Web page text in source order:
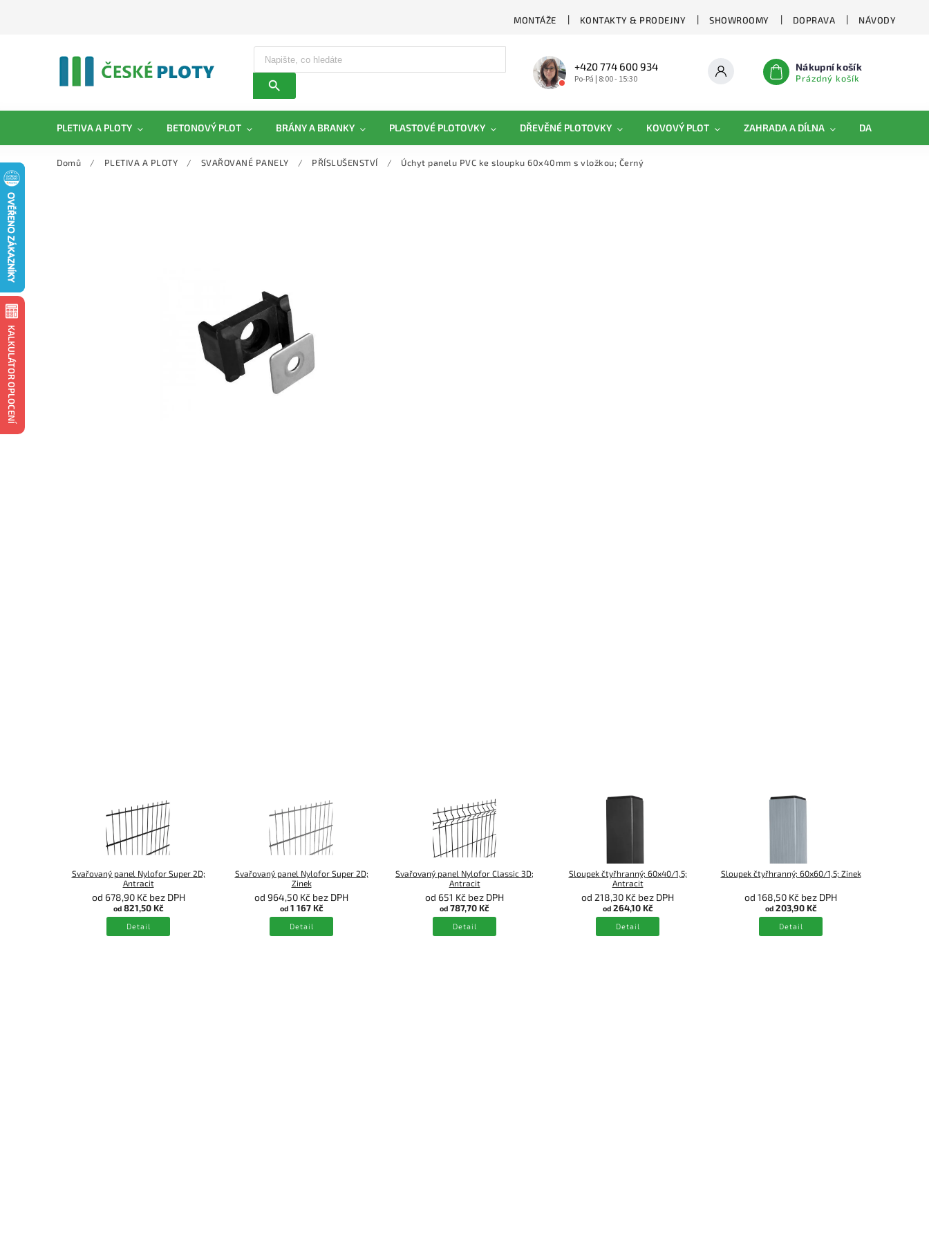
MONTÁŽE KONTAKTY & PRODEJNY SHOWROOMY DOPRAVA NÁVODY
+420 774 600 934
Po-Pá | 8:00 - 15:30
Nákupní košík
Prázdný košík
PLETIVA A PLOTY BETONOVÝ PLOT BRÁNY A BRANKY PLASTOVÉ PLOTOVKY DŘEVĚNÉ PLOTOVKY KOVOVÝ PLOT ZAHRADA A DÍLNA DAMIPLAST®
Domů / PLETIVA A PLOTY / SVAŘOVANÉ PANELY / PŘÍSLUŠENSTVÍ / Úchyt panelu PVC ke sloupku 60x40mm s vložkou; Černý
Svařovaný panel Nylofor Super 2D;
Antracit
od 678,90 Kč bez DPH
od821,50 Kč
Detail
Svařovaný panel Nylofor Super 2D;
Zinek
od 964,50 Kč bez DPH
od1 167 Kč
Detail
Svařovaný panel Nylofor Classic 3D;
Antracit
od 651 Kč bez DPH
od 787,70 Kč
Detail
Sloupek čtyřhranný; 60x40/1,5;
Antracit
od 218,30 Kč bez DPH
od264,10 Kč
Detail
Sloupek čtyřhranný; 60x60/1,5; Zinek
od 168,50 Kč bez DPH
od203,90 Kč
Detail
KALKULÁTOR OPLOCENÍ